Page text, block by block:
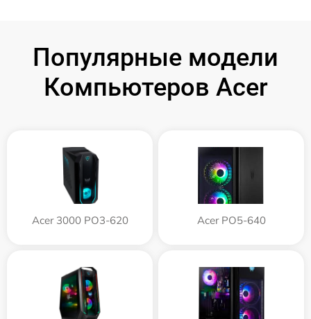
Популярные модели
Компьютеров Acer
Acer 3000 PO3-620 Acer PO5-640